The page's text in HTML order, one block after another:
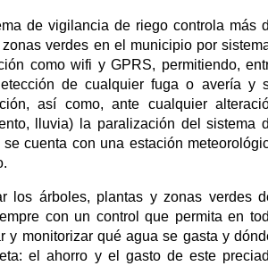
de vigilancia de riego controla más
verdes en el municipio por
como wifi y GPRS, permitiendo,
de cualquier fuga o avería y
así como, ante cualquier
lluvia) la paralización del sistema
cuenta con una estación
los árboles, plantas y zonas verdes
con un control que permita en
y monitorizar qué agua se gasta y
el ahorro y el gasto de este